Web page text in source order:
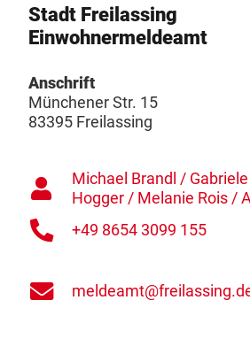
Stadt Freilassing
Einwohnermeldeamt
Anschrift
Münchener Str. 15
83395 Freilassing
Michael Brandl /
Hogger / Melanie Rois /
+49 8654 3099 155